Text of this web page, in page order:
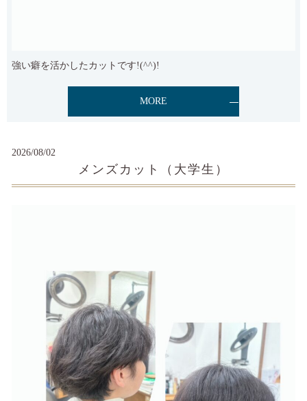
強い癖を活かしたカットです!(^^)!
MORE
2026/08/02
メンズカット（大学生）